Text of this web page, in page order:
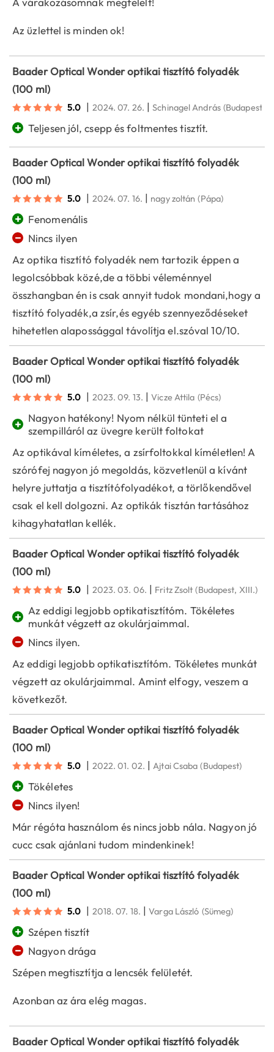
Az üzlettel is minden ok!
Baader Optical Wonder optikai tisztító folyadék
(100 ml)
5.0 | 2024. 07. 26. |Schinagel András (Budapest)
+ Teljesen jól, csepp és foltmentes tisztít.
Baader Optical Wonder optikai tisztító folyadék
(100 ml)
5.0 | 2024. 07. 16. | nagy zoltán (Pápa)
+ Fenomenális
−
Nincs ilyen
Az optika tisztító folyadék nem tartozik éppen a
legolcsóbbak közé,de a többi véleménnyel
összhangban én is csak annyit tudok mondani,hogy a
tisztító folyadék,a zsír,és egyéb szennyeződéseket
hihetetlen alapossággal távolítja el.szóval 10/10.
Baader Optical Wonder optikai tisztító folyadék
(100 ml)
5.0 | 2023. 09. 13. |Vicze Attila (Pécs)
+
Nagyon hatékony! Nyom nélkül tünteti el a
szempilláról az üvegre került foltokat
Az optikával kíméletes, a zsírfoltokkal kíméletlen! A
szórófej nagyon jó megoldás, közvetlenül a kívánt
helyre juttatja a tisztítófolyadékot, a törlőkendővel
csak el kell dolgozni. Az optikák tisztán tartásához
kihagyhatatlan kellék.
Baader Optical Wonder optikai tisztító folyadék
(100 ml)
5.0 | 2023. 03. 06. | Fritz Zsolt (Budapest, XIII.)
+
Az eddigi legjobb optikatisztítóm. Tökéletes
munkát végzett az okulárjaimmal.
−
Nincs ilyen.
Az eddigi legjobb optikatisztítóm. Tökéletes munkát
végzett az okulárjaimmal. Amint elfogy, veszem a
következőt.
Baader Optical Wonder optikai tisztító folyadék
(100 ml)
5.0 | 2022. 01. 02. | Ajtai Csaba (Budapest)
+ Tökéletes
−
Nincs ilyen!
Már régóta használom és nincs jobb nála. Nagyon jó
cucc csak ajánlani tudom mindenkinek!
Baader Optical Wonder optikai tisztító folyadék
(100 ml)
5.0 | 2018. 07. 18. |Varga László (Sümeg)
+ Szépen tisztít
−
Nagyon drága
Szépen megtisztítja a lencsék felületét.
Azonban az ára elég magas.
Baader Optical Wonder optikai tisztító folyadék